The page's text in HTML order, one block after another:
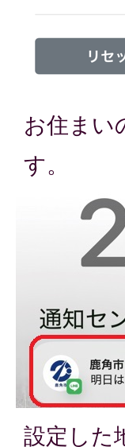
お住まい
す。
設定した